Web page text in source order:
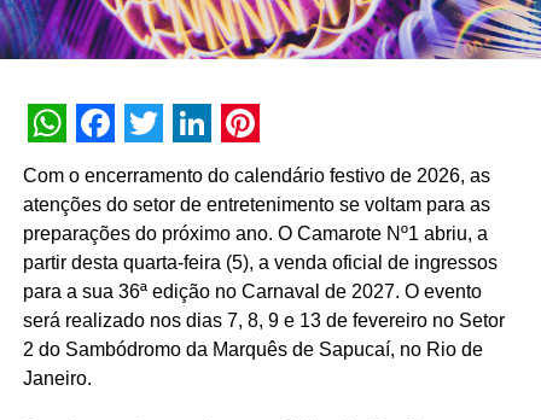
suportados porGenAI(Inteligência Artificial Generativa),
que fornecem assessoria financeira automatizada e
A estratégia de divulgação da campanha engloba
peças deOut of Home(OOH) e ações com
influenciadores digitais, reforçando o posicionamento do
banco na transformação digital do setor financeiro.
WhatsApp
Facebook
Twitter
LinkedIn
Pinterest
Com o encerramento do calendário festivo de 2026, as
atenções do setor de entretenimento se voltam para as
preparações do próximo ano. O Camarote Nº1 abriu, a
partir desta quarta-feira (5), a venda oficial de ingressos
para a sua 36ª edição no Carnaval de 2027. O evento
será realizado nos dias 7, 8, 9 e 13 de fevereiro no Setor
2 do Sambódromo da Marquês de Sapucaí, no Rio de
Janeiro.